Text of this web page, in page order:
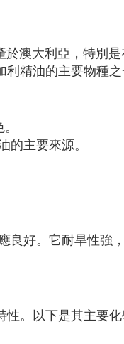
澳大利亞，特別是
精油的主要物種之
的主要來源。
良好。它耐旱性強
。以下是其主要